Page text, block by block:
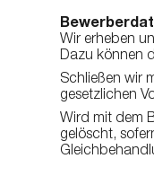
Wir erheben
Dazu können
Schließen wir
gesetzlichen
Wird mit dem
gelöscht,